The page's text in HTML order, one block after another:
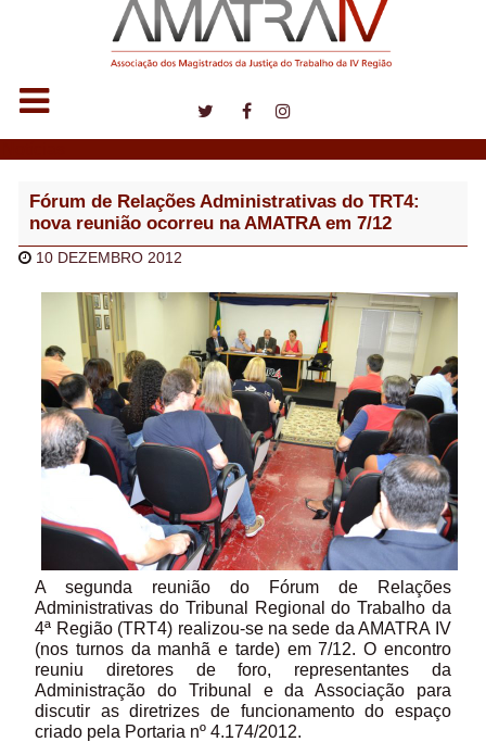
Fórum de Relações Administrativas do TRT4:
nova reunião ocorreu na AMATRA em 7/12
10 DEZEMBRO 2012
A segunda reunião do Fórum de Relações
Administrativas do Tribunal Regional do Trabalho da
4ª Região (TRT4) realizou-se na sede da AMATRA IV
(nos turnos da manhã e tarde) em 7/12. O encontro
reuniu diretores de foro, representantes da
Administração do Tribunal e da Associação para
discutir as diretrizes de funcionamento do espaço
criado pela Portaria nº 4.174/2012.